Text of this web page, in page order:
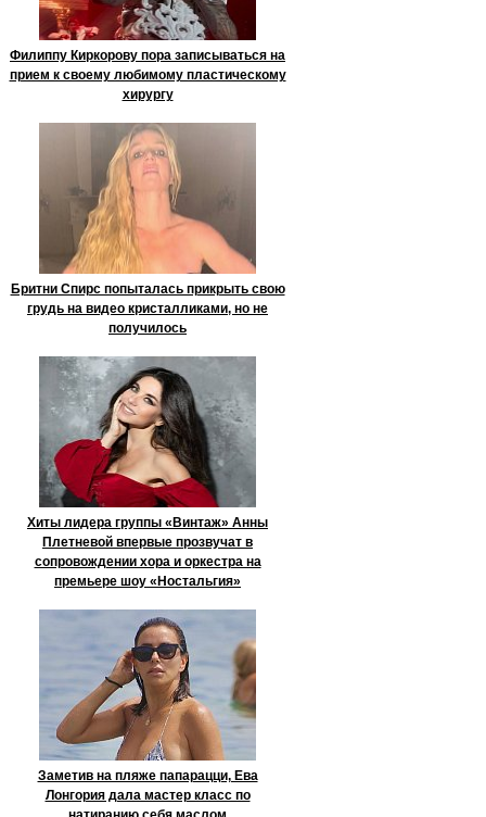
Филиппу Киркорову пора записываться на
прием к своему любимому пластическому
хирургу
Бритни Спирс попыталась прикрыть свою
грудь на видео кристалликами, но не
получилось
Хиты лидера группы «Винтаж» Анны
Плетневой впервые прозвучат в
сопровождении хора и оркестра на
премьере шоу «Ностальгия»
Заметив на пляже папарацци, Ева
Лонгория дала мастер класс по